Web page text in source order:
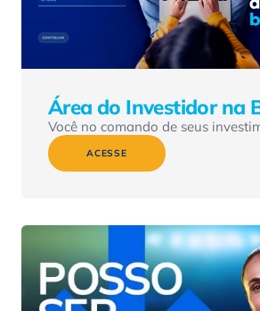
Área do Investidor na
Você no comando de seus
ACESSE